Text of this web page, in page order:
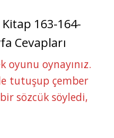
Kitap 163-164-
Cevapları
oyunu oynayınız.
tutuşup çember
sözcük söyledi,